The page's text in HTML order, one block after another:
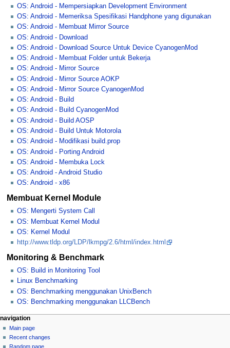
OS: Android - Mempersiapkan Development Environment
OS: Android - Memeriksa Spesifikasi Handphone yang digunakan
OS: Android - Membuat Mirror Source
OS: Android - Download
OS: Android - Download Source Untuk Device CyanogenMod
OS: Android - Membuat Folder untuk Bekerja
OS: Android - Mirror Source
OS: Android - Mirror Source AOKP
OS: Android - Mirror Source CyanogenMod
OS: Android - Build
OS: Android - Build CyanogenMod
OS: Android - Build AOSP
OS: Android - Build Untuk Motorola
OS: Android - Modifikasi build.prop
OS: Android - Porting Android
OS: Android - Membuka Lock
OS: Android - Android Studio
OS: Android - x86
Membuat Kernel Module
OS: Mengerti System Call
OS: Membuat Kernel Modul
OS: Kernel Modul
http://www.tldp.org/LDP/lkmpg/2.6/html/index.html
Monitoring & Benchmark
OS: Build in Monitoring Tool
Linux Benchmarking
OS: Benchmarking menggunakan UnixBench
OS: Benchmarking menggunakan LLCBench
N
a
v
page actions
page
discussion
read
personal tools
log
in
navigation
Main page
Recent changes
Random page